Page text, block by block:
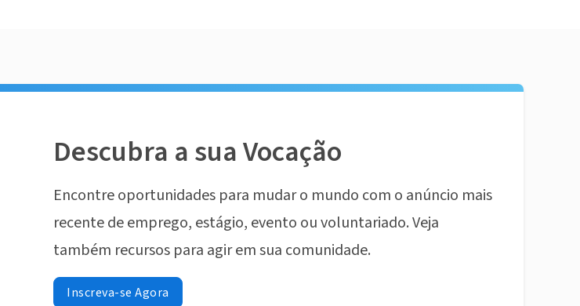
Descubra a sua Vocação
Encontre oportunidades para mudar o mundo com o anúncio mais
recente de emprego, estágio, evento ou voluntariado. Veja
também recursos para agir em sua comunidade.
Inscreva-se Agora